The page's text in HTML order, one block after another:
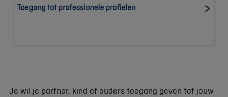
Je wil je partner, kind of ouders toegang geven tot jouw